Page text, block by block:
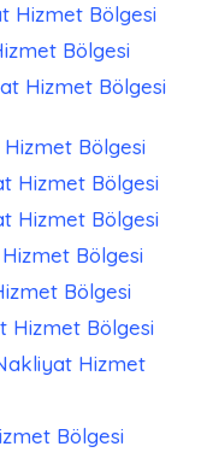
Hizmet Bölgesi
Bölgesi
Hizmet Bölgesi
Hizmet Bölgesi
Hizmet Bölgesi
Hizmet Bölgesi
Hizmet Bölgesi
Bölgesi
Hizmet Bölgesi
Hizmet
Bölgesi